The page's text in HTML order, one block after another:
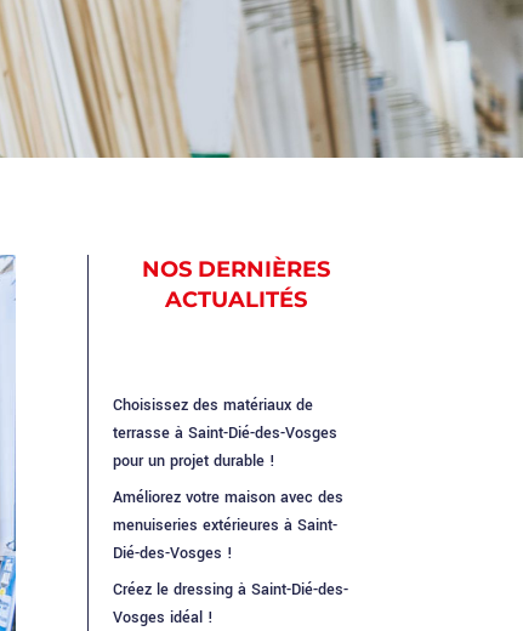
NOS DERNIÈRES
ACTUALITÉS
Choisissez des matériaux de
terrasse à Saint-Dié-des-Vosges
pour un projet durable !
Améliorez votre maison avec des
menuiseries extérieures à Saint-
Dié-des-Vosges !
Créez le dressing à Saint-Dié-des-
Vosges idéal !